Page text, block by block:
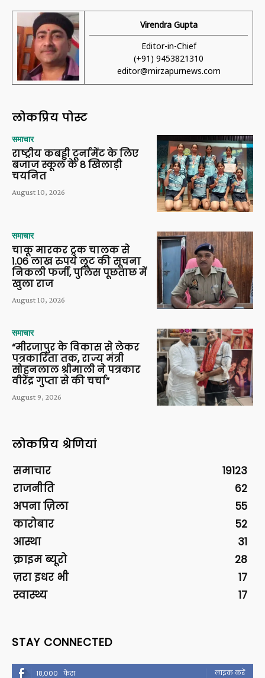
Virendra Gupta
Editor-in-Chief
(+91) 9453821310
editor@mirzapurnews.com
लोकप्रिय पोस्ट
समाचार
राष्ट्रीय कबड्डी टूर्नामेंट के लिए
बजाज स्कूल के 8 खिलाड़ी
चयनित
August 10, 2026
समाचार
चाकू मारकर ट्रक चालक से
1.06 लाख रुपये लूट की सूचना
निकली फर्जी, पुलिस पूछताछ में
खुला राज
August 10, 2026
समाचार
“मीरजापुर के विकास से लेकर
पत्रकारिता तक, राज्य मंत्री
सोहनलाल श्रीमाली ने पत्रकार
वीरेंद्र गुप्ता से की चर्चा”
August 9, 2026
लोकप्रिय श्रेणियां
समाचार
19123
राजनीति
62
अपना ज़िला
55
कारोबार
52
आस्था
31
क्राइम ब्यूरो
28
ज़रा इधर भी
17
स्वास्थ्य
17
STAY CONNECTED
18,000 फैंस लाइक करें